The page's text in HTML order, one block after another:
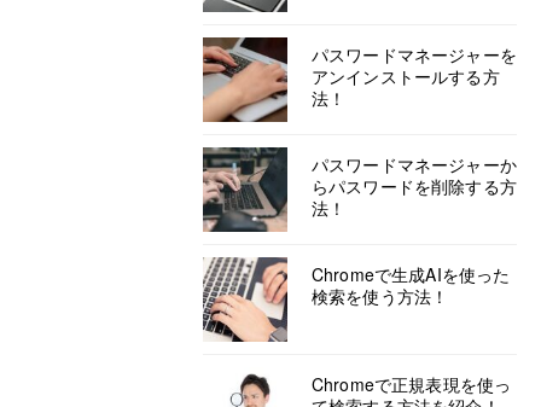
パスワードマネージャーを
アンインストールする方
法！
パスワードマネージャーか
らパスワードを削除する方
法！
Chromeで生成AIを使った
検索を使う方法！
Chromeで正規表現を使っ